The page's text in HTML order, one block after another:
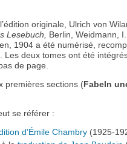
originale, Ulrich von
Lesebuch, Berlin, Weidmann,
1904 a été numérisé,
Les deux tomes ont été
de page.
premières sections (Fabeln
se référer :
d’Émile Chambry (1925-